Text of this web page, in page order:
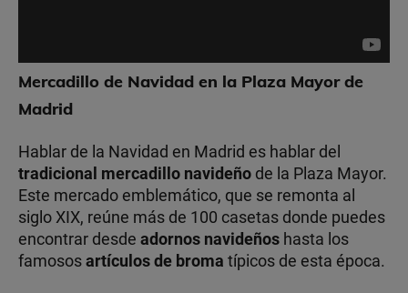
Mercadillo de Navidad en la Plaza Mayor de
Madrid
Hablar de la Navidad en Madrid es hablar del
tradicional mercadillo navideño de la Plaza Mayor.
Este mercado emblemático, que se remonta al
siglo XIX, reúne más de 100 casetas donde puedes
encontrar desde adornos navideños hasta los
famososartículos de broma típicos de esta época.